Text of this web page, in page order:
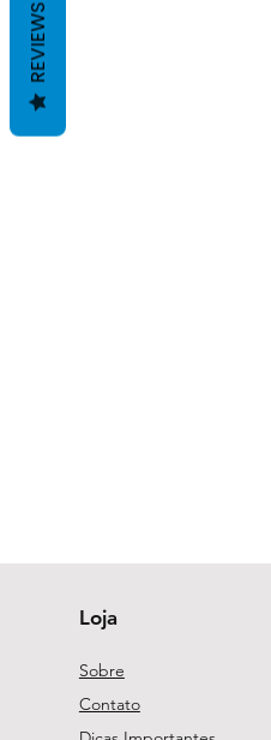
Loja
Sobre
Contato
REVIEWS